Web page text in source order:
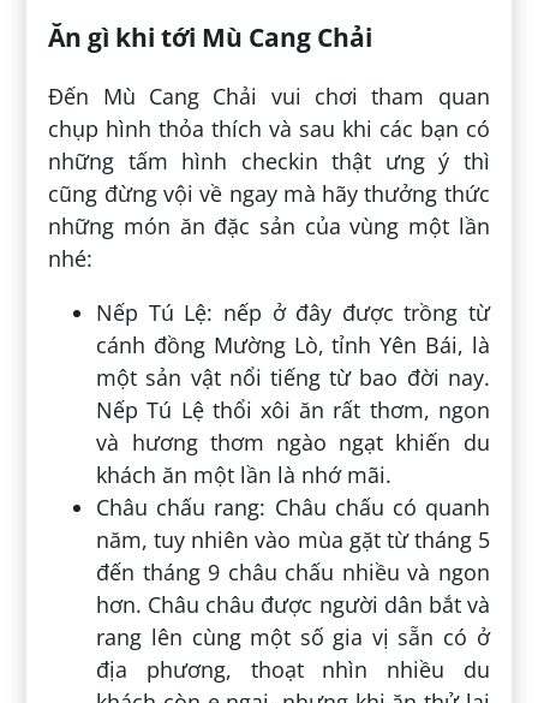
Ăn gì khi tới Mù Cang Chải
Đến Mù Cang Chải vui chơi tham quan
chụp hình thỏa thích và sau khi các bạn có
những tấm hình checkin thật ưng ý thì
cũng đừng vội về ngay mà hãy thưởng thức
những món ăn đặc sản của vùng một lần
nhé:
Nếp Tú Lệ: nếp ở đây được trồng từ
cánh đồng Mường Lò, tỉnh Yên Bái, là
một sản vật nổi tiếng từ bao đời nay.
Nếp Tú Lệ thổi xôi ăn rất thơm, ngon
và hương thơm ngào ngạt khiến du
khách ăn một lần là nhớ mãi.
Châu chấu rang: Châu chấu có quanh
năm, tuy nhiên vào mùa gặt từ tháng 5
đến tháng 9 châu chấu nhiều và ngon
hơn. Châu châu được người dân bắt và
rang lên cùng một số gia vị sẵn có ở
địa phương, thoạt nhìn nhiều du